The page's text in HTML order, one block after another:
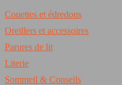
Couettes et édredons
Oreillers et accessoires
Parures de lit
Literie
Sommeil & Conseils